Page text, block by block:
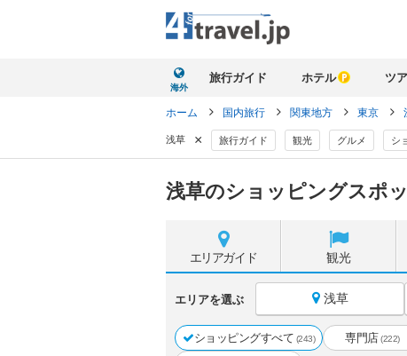
海外
旅行ガイド ホテル ツ
ホーム 国内旅行 関東地方 東京
浅草 × 旅行ガイド 観光 グルメ シ
浅草のショッピングスポ
エリアガイド 観光
エリアを選ぶ 浅草
ショッピングすべて (243) 専門店 (222)